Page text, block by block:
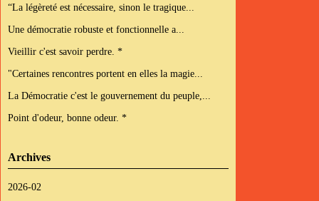
“La légèreté est nécessaire, sinon le tragique...
Une démocratie robuste et fonctionnelle a...
Vieillir c'est savoir perdre. *
"Certaines rencontres portent en elles la magie...
La Démocratie c'est le gouvernement du peuple,...
Point d'odeur, bonne odeur. *
Archives
2026-02